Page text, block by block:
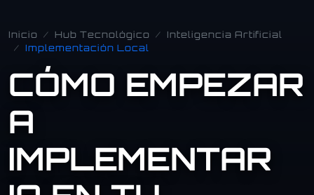
Inicio Hub Tecnológico
Inteligencia Artificial
Implementación Local
CÓMO EMPEZAR
A
IMPLEMENTAR